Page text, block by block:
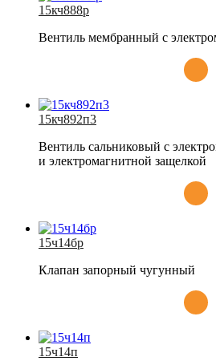
15кч888р
Вентиль мембранный с
15кч892п3
Вентиль сальниковый с
и электромагнитной защелкой
15ч14бр
Клапан запорный чугунный
15ч14п